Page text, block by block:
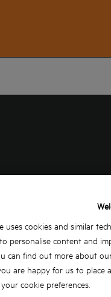
LASERY
SKLADOVÁNÍ
uses cookies and similar
personalise content and
can find out more about
are happy for us to place
cookie preferences.